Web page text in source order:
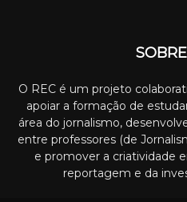
O REC é um projeto
apoiar a formação de
área do jornalismo,
entre professores (de
e promover a criatividade
reportagem e da